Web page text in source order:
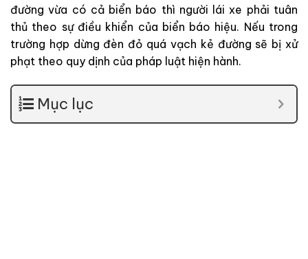
đường vừa có cả biển báo thì người lái xe phải tuân
thủ theo sự điều khiển của biển báo hiệu. Nếu trong
trường hợp dừng đèn đỏ quá vạch kẻ đường sẽ bị xử
phạt theo quy dịnh của pháp luật hiện hành.
Mục lục